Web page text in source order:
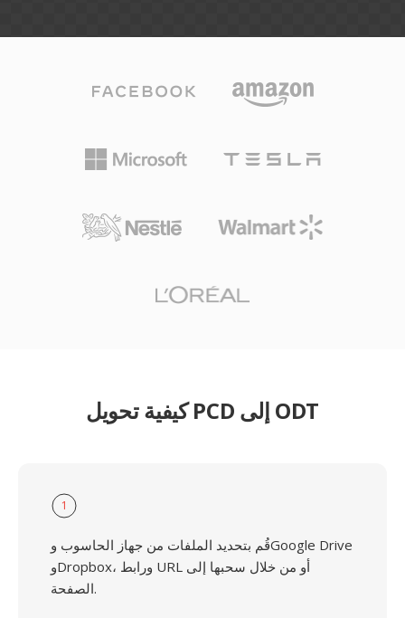
كيفية تحويل PCD إلى ODT
1
قُم بتحديد الملفات من جهاز الحاسوب وGoogle Drive
وDropbox، ورابط URL أو من خلال سحبها إلى
الصفحة.